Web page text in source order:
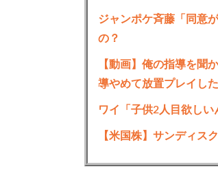
ジャンポケ斉藤「同意
の？
【動画】俺の指導を聞
導やめて放置プレイし
ワイ「子供2人目欲しい
【米国株】サンディス